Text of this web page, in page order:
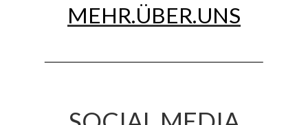
Gerätewagen Logistik GW-L 2
MEHR.ÜBER.UNS